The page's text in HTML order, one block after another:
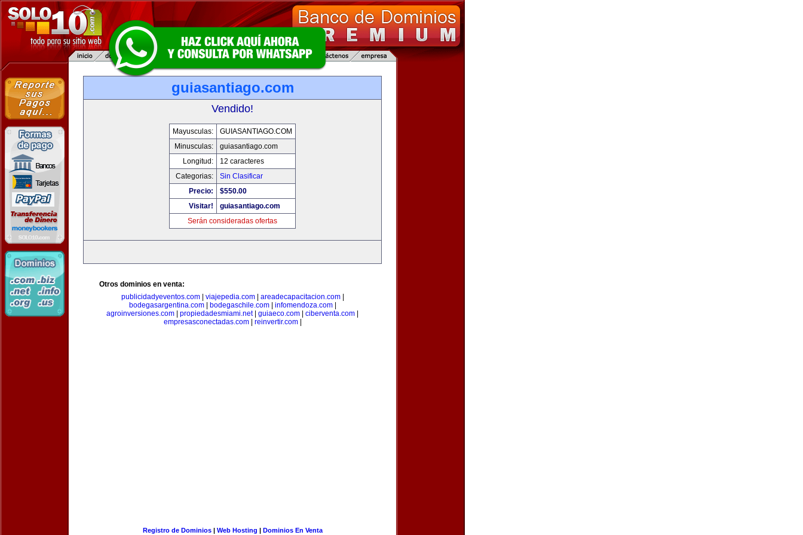
guiasantiago.com
Vendido!
Mayusculas:
GUIASANTIAGO.COM
Minusculas:
guiasantiago.com
Longitud:
12 caracteres
Categorias:
Sin Clasificar
Precio:
$550.00
Visitar!
guiasantiago.com
Serán consideradas ofertas
Otros dominios en venta:
publicidadyeventos.com| viajepedia.com| areadecapacitacion.com|
bodegasargentina.com| bodegaschile.com| infomendoza.com|
agroinversiones.com
propiedadesmiami.net| guiaeco.com ciberventa.com
empresasconectadas.com| reinvertir.com|
Registro de Dominios| Web Hosting | Dominios En Venta